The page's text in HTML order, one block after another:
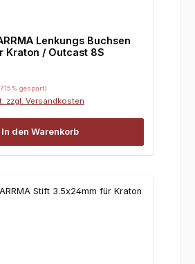
Lenkungs Buchsen
Kraton / Outcast 8S
gespart)
zzgl. Versandkosten
In den Warenkorb